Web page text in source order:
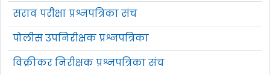
सराव परीक्षा प्रश्नपत्रिका संच
पोलीस उपनिरीक्षक प्रश्नपत्रिका
विक्रीकर निरीक्षक प्रश्नपत्रिका संच